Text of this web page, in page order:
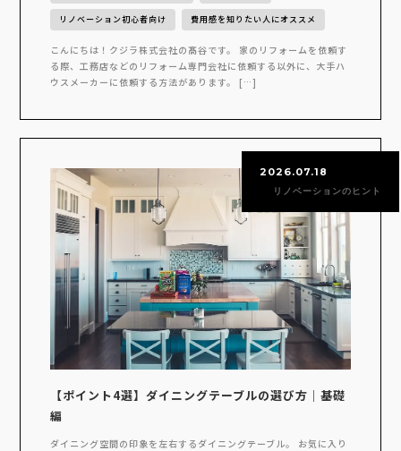
リノベーション初心者向け 費用感を知りたい人にオススメ
こんにちは！クジラ株式会社の髙谷です。 家のリフォームを依頼す
る際、工務店などのリフォーム専門会社に依頼する以外に、大手ハ
ウスメーカーに依頼する方法があります。 […]
2026.07.18
リノベーションのヒント
【ポイント4選】ダイニングテーブルの選び方｜基礎
編
ダイニング空間の印象を左右するダイニングテーブル。 お気に入り